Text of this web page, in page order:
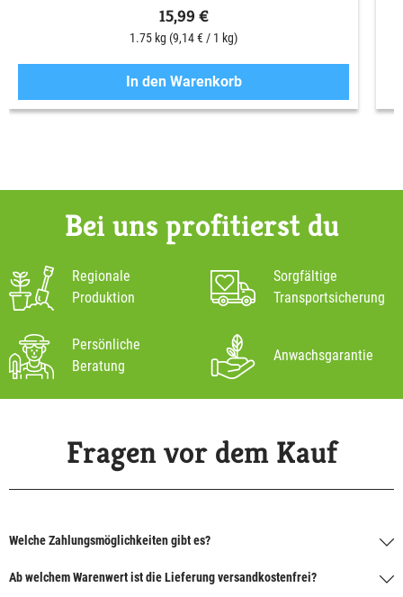
15,99 €
1.75 kg (9,14 € / 1 kg)
In den Warenkorb
Bei uns profitierst du
Regionale
Produktion
Sorgfältige
Transportsicherung
Persönliche
Beratung
Anwachsgarantie
Fragen vor dem Kauf
Welche Zahlungsmöglichkeiten gibt es?
Ab welchem Warenwert ist die Lieferung versandkostenfrei?